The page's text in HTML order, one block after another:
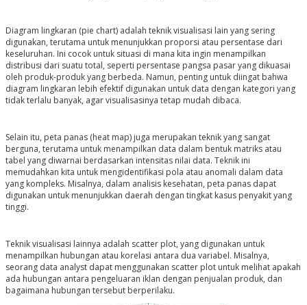
Diagram lingkaran (pie chart)adalah teknik visualisasi lain yang sering
digunakan, terutama untuk menunjukkan proporsi atau persentase dari
keseluruhan. Ini cocok untuk situasi di mana kita ingin menampilkan
distribusi dari suatu total, seperti persentase pangsa pasar yang dikuasai
oleh produk-produk yang berbeda. Namun, penting untuk diingat bahwa
diagram lingkaran lebih efektif digunakan untuk data dengan kategori yang
tidak terlalu banyak, agar visualisasinya tetap mudah dibaca.
Selain itu, peta panas (heat map)juga merupakan teknik yang sangat
berguna, terutama untuk menampilkan data dalam bentuk matriks atau
tabel yang diwarnai berdasarkan intensitas nilai data. Teknik ini
memudahkan kita untuk mengidentifikasi pola atau anomali dalam data
yang kompleks. Misalnya, dalam analisis kesehatan, peta panas dapat
digunakan untuk menunjukkan daerah dengan tingkat kasus penyakit yang
tinggi.
Teknik visualisasi lainnya adalah scatter plot, yang digunakan untuk
menampilkan hubungan atau korelasi antara dua variabel. Misalnya,
seorang data analyst dapat menggunakan scatter plot untuk melihat apakah
ada hubungan antara pengeluaran iklan dengan penjualan produk, dan
bagaimana hubungan tersebut berperilaku.